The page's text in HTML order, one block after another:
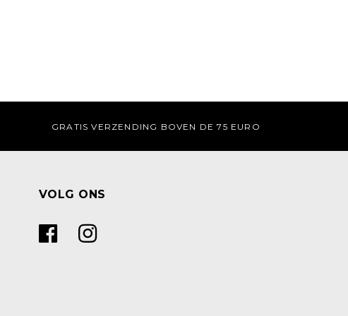
GRATIS VERZENDING BOVEN DE 75 EURO
VOLG ONS